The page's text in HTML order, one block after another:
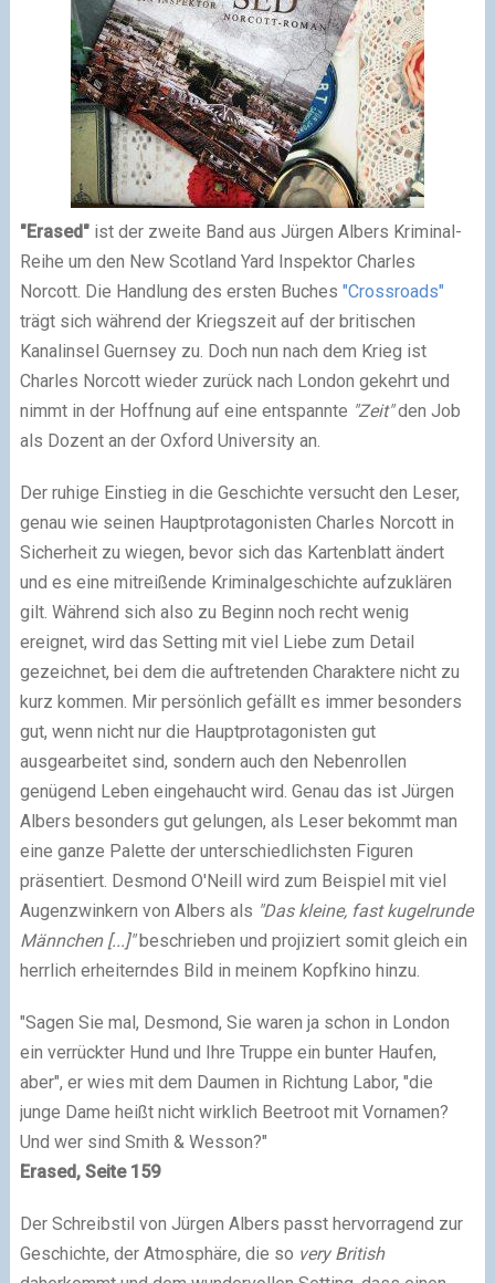
"Erased"ist der zweite Band aus Jürgen Albers Kriminal-
Reihe um den New Scotland Yard Inspektor Charles
Norcott. Die Handlung des ersten Buches "Crossroads"
trägt sich während der Kriegszeit auf der britischen
Kanalinsel Guernsey zu. Doch nun nach dem Krieg ist
Charles Norcott wieder zurück nach London gekehrt und
nimmt in der Hoffnung auf eine entspannte "Zeit"den Job
als Dozent an der Oxford University an.
Der ruhige Einstieg in die Geschichte versucht den Leser,
genau wie seinen Hauptprotagonisten Charles Norcott in
Sicherheit zu wiegen, bevor sich das Kartenblatt ändert
und es eine mitreißende Kriminalgeschichte aufzuklären
gilt. Während sich also zu Beginn noch recht wenig
ereignet, wird das Setting mit viel Liebe zum Detail
gezeichnet, bei dem die auftretenden Charaktere nicht zu
kurz kommen. Mir persönlich gefällt es immer besonders
gut, wenn nicht nur die Hauptprotagonisten gut
ausgearbeitet sind, sondern auch den Nebenrollen
genügend Leben eingehaucht wird. Genau das ist Jürgen
Albers besonders gut gelungen, als Leser bekommt man
eine ganze Palette der unterschiedlichsten Figuren
präsentiert. Desmond O'Neill wird zum Beispiel mit viel
Augenzwinkern von Albers als "Das kleine, fast kugelrunde
Männchen [...]"beschrieben und projiziert somit gleich ein
herrlich erheiterndes Bild in meinem Kopfkino hinzu.
"Sagen Sie mal, Desmond, Sie waren ja schon in London
ein verrückter Hund und Ihre Truppe ein bunter Haufen,
aber", er wies mit dem Daumen in Richtung Labor, "die
junge Dame heißt nicht wirklich Beetroot mit Vornamen?
Und wer sind Smith & Wesson?"
Erased, Seite 159
Der Schreibstil von Jürgen Albers passt hervorragend zur
Geschichte, der Atmosphäre, die so very British